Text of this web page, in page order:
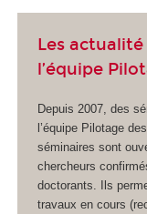
Les
l’équipe
Depuis 2007, des
l’équipe Pilotage
séminaires sont
chercheurs
doctorants. Ils
travaux en cours